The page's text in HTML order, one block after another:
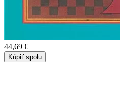
44,69 €
Kúpiť spolu